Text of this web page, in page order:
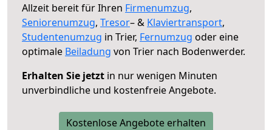
Allzeit bereit für Ihren Firmenumzug,
Seniorenumzug, Tresor– & Klaviertransport,
Studentenumzug in Trier, Fernumzug oder eine
optimale Beiladung von Trier nach Bodenwerder.
Erhalten Sie jetzt in nur wenigen Minuten
unverbindliche und kostenfreie Angebote.
Kostenlose Angebote erhalten